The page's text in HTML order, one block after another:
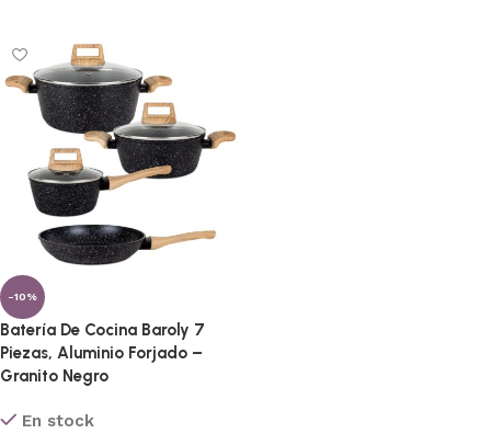
-10%
Batería De Cocina Baroly 7
Piezas, Aluminio Forjado –
Granito Negro
En stock